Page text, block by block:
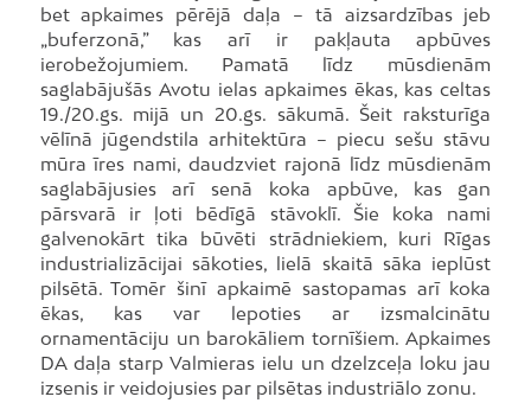
bet apkaimes pērējā daļa – tā aizsardzības jeb
„buferzonā,” kas arī ir pakļauta apbūves
ierobežojumiem. Pamatā līdz mūsdienām
saglabājušās Avotu ielas apkaimes ēkas, kas celtas
19./20.gs. mijā un 20.gs. sākumā. Šeit raksturīga
vēlīnā jūgendstila arhitektūra – piecu sešu stāvu
mūra īres nami, daudzviet rajonā līdz mūsdienām
saglabājusies arī senā koka apbūve, kas gan
pārsvarā ir ļoti bēdīgā stāvoklī. Šie koka nami
galvenokārt tika būvēti strādniekiem, kuri Rīgas
industrializācijai sākoties, lielā skaitā sāka ieplūst
pilsētā. Tomēr šinī apkaimē sastopamas arī koka
ēkas, kas var lepoties ar izsmalcinātu
ornamentāciju un barokāliem tornīšiem. Apkaimes
DA daļa starp Valmieras ielu un dzelzceļa loku jau
izsenis ir veidojusies par pilsētas industriālo zonu.